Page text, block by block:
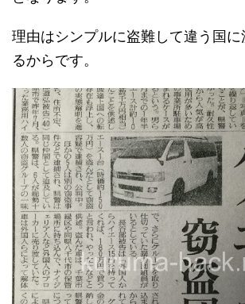
理由はシンプルに盗難して違う国
るからです。